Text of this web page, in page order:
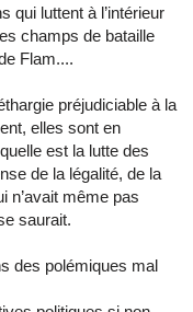
qui luttent à l’intérieur
champs de bataille
Flam....
préjudiciable à la
elles sont en
est la lutte des
de la légalité, de la
n’avait même pas
saurait.
des polémiques mal